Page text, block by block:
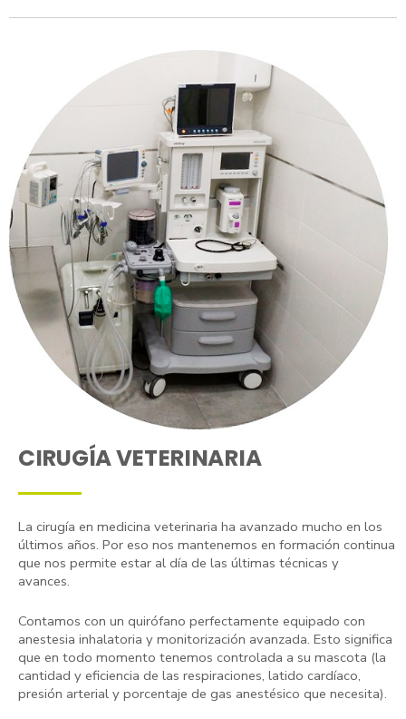
CIRUGÍA VETERINARIA
La cirugía en medicina veterinaria ha avanzado mucho en los
últimos años. Por eso nos mantenemos en formación continua
que nos permite estar al día de las últimas técnicas y
avances.
Contamos con un quirófano perfectamente equipado con
anestesia inhalatoria y monitorización avanzada. Esto significa
que en todo momento tenemos controlada a su mascota (la
cantidad y eficiencia de las respiraciones, latido cardíaco,
presión arterial y porcentaje de gas anestésico que necesita).